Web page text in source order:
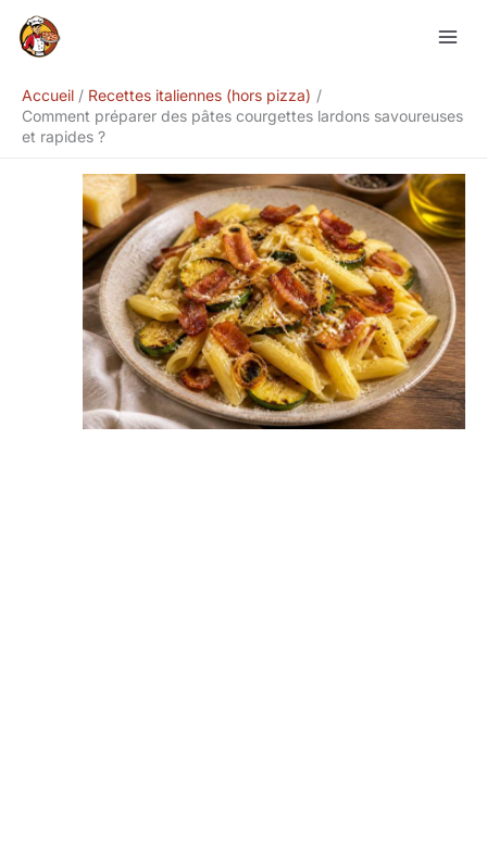
Accueil
Recettes italiennes (hors pizza)
Comment préparer des pâtes courgettes lardons savoureuses
et rapides ?
Rechercher